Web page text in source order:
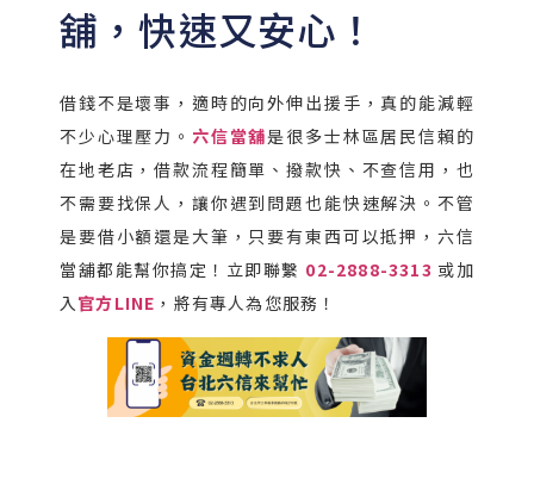
舖，快速又安心！
借錢不是壞事，適時的向外伸出援手，真的能減輕
不少心理壓力。 六信當舖是很多士林區居民信賴的
在地老店，借款流程簡單、撥款快、不查信用，也
不需要找保人，讓你遇到問題也能快速解決。不管
是要借小額還是大筆，只要有東西可以抵押，六信
當舖都能幫你搞定！立即聯繫 02-2888-3313 或加
入官方LINE ，將有專人為您服務！